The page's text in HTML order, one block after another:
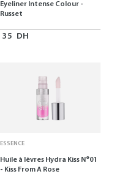
Eyeliner Intense Colour -
Russet
35 DH
ESSENCE
Huile à lèvres Hydra Kiss N°01
- Kiss From A Rose